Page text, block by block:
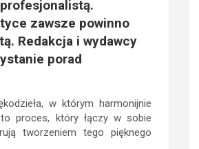
zawsze powinno
Redakcja i wydawcy
porad
w którym harmonijnie
proces, który łączy w sobie
tworzeniem tego pięknego